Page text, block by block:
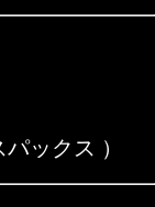
ックス ）